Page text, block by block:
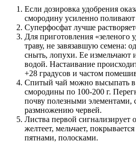
Если дозировка удобрения
смородину усиленно поливают
Суперфосфат лучше
Для приготовления «зеленого
траву, не завязавшую семена:
сныть, лопухи. Ее измельчают
водой. Настаивание
+28 градусов и частом
Спитый чай можно высыпать в
смородины по 100-200 г.
почву полезными элементами,
размножению червей.
Листва первой сигнализирует
желтеет, мельчает,
пятнами, полосками.